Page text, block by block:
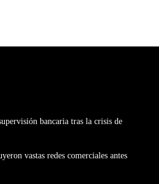
bancaria tras la crisis de
vastas redes comerciales antes